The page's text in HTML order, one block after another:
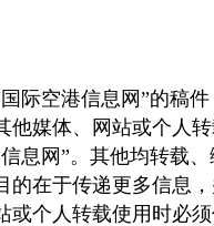
空港信息网”的稿件
他媒体、网站或个人
息网”。其他均转载
的在于传递更多信息
或个人转载使用时必